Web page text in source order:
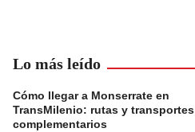
Lo más leído
Cómo llegar a Monserrate en
TransMilenio: rutas y transportes
complementarios